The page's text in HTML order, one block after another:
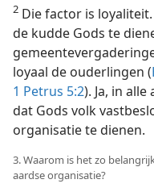
2 Die factor is
de kudde Gods te
loyaal de ouderlingen (
1 Petrus 5:2). Ja, in
dat Gods volk
organisatie te dienen.
3. Waarom is het zo
aardse organisatie?